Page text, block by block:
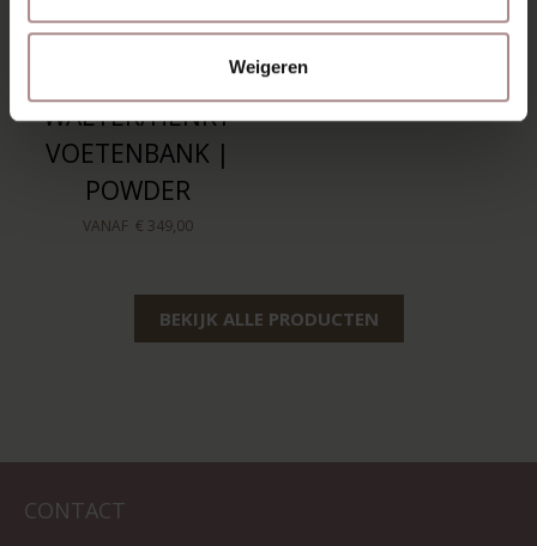
Weigeren
WALTER/HENRY
VOETENBANK |
POWDER
VANAF € 349,00
BEKIJK ALLE PRODUCTEN
CONTACT